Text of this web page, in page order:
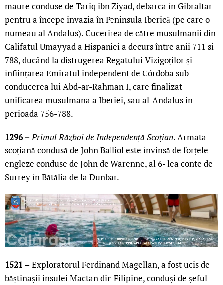
maure conduse de Tariq ibn Ziyad, debarca în Gibraltar
pentru a începe invazia în Peninsula Iberică (pe care o
numeau al Andalus). Cucerirea de către musulmanii din
Califatul Umayyad a Hispaniei a decurs între anii 711 si
788, ducând la distrugerea Regatului Vizigoților și
înființarea Emiratul independent de Córdoba sub
conducerea lui Abd-ar-Rahman I, care finalizat
unificarea musulmana a Iberiei, sau al-Andalus in
perioada 756-788.
1296 –Primul Război de Independență Scoțian. Armata
scoțiană condusă de John Balliol este învinsă de forțele
engleze conduse de John de Warenne, al 6- lea conte de
Surrey în Bătălia de la Dunbar.
1521 –Exploratorul Ferdinand Magellan, a fost ucis de
băștinașii insulei Mactan din Filipine, conduși de șeful